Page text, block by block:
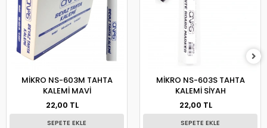
MİKRO NS-603M TAHTA
KALEMİ MAVİ
22,00 TL
SEPETE EKLE
MİKRO NS-603S TAHTA
KALEMİ SİYAH
22,00 TL
SEPETE EKLE